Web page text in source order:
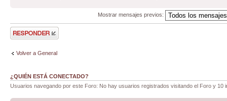
Mostrar mensajes previos:
Publicar una
respuesta
Volver a General
¿QUIÉN ESTÁ CONECTADO?
Usuarios navegando por este Foro: No hay usuarios registrados visitando el Foro y 10